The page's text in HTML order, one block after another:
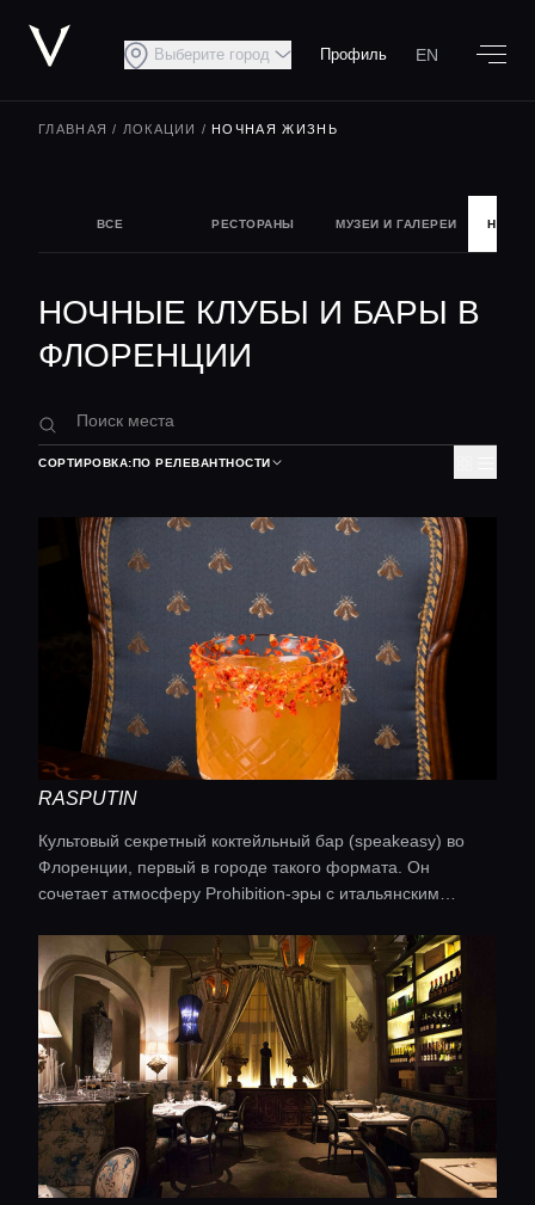
Выберите город Профиль EN
ГЛАВНАЯ / ЛОКАЦИИ / НОЧНАЯ ЖИЗНЬ
ВСЕ РЕСТОРАНЫ МУЗЕИ И ГАЛЕРЕИ
НОЧНЫЕ КЛУБЫ И БАРЫ В
ФЛОРЕНЦИИ
СОРТИРОВКА:ПО РЕЛЕВАНТНОСТИ
RASPUTIN
Культовый секретный коктейльный бар (speakeasy) во
Флоренции, первый в городе такого формата. Он
сочетает атмосферу Prohibition-эры с итальянским
стены, бархат и свечи.